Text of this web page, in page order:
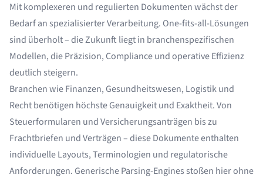
Mit komplexeren und regulierten Dokumenten wächst der
Bedarf an spezialisierter Verarbeitung. One-fits-all-Lösungen
sind überholt – die Zukunft liegt in branchenspezifischen
Modellen, die Präzision, Compliance und operative Effizienz
deutlich steigern.
Branchen wieFinanzen, Gesundheitswesen, Logistikund
Rechtbenötigen höchste Genauigkeit und Exaktheit. Von
Steuerformularen undVersicherungsanträgen bis zu
Frachtbriefen und Verträgen – diese Dokumente enthalten
individuelle Layouts, Terminologien und regulatorische
Anforderungen. Generische Parsing-Engines stoßen hier ohne